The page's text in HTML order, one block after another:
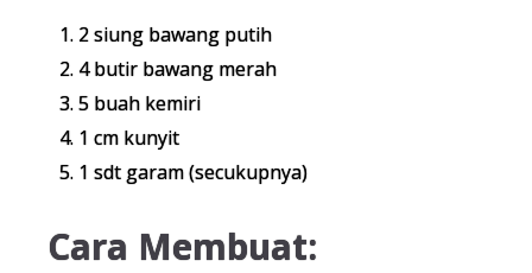
2 siung bawang putih
4 butir bawang merah
5 buah kemiri
1 cm kunyit
1 sdt garam (secukupnya)
Cara Membuat: